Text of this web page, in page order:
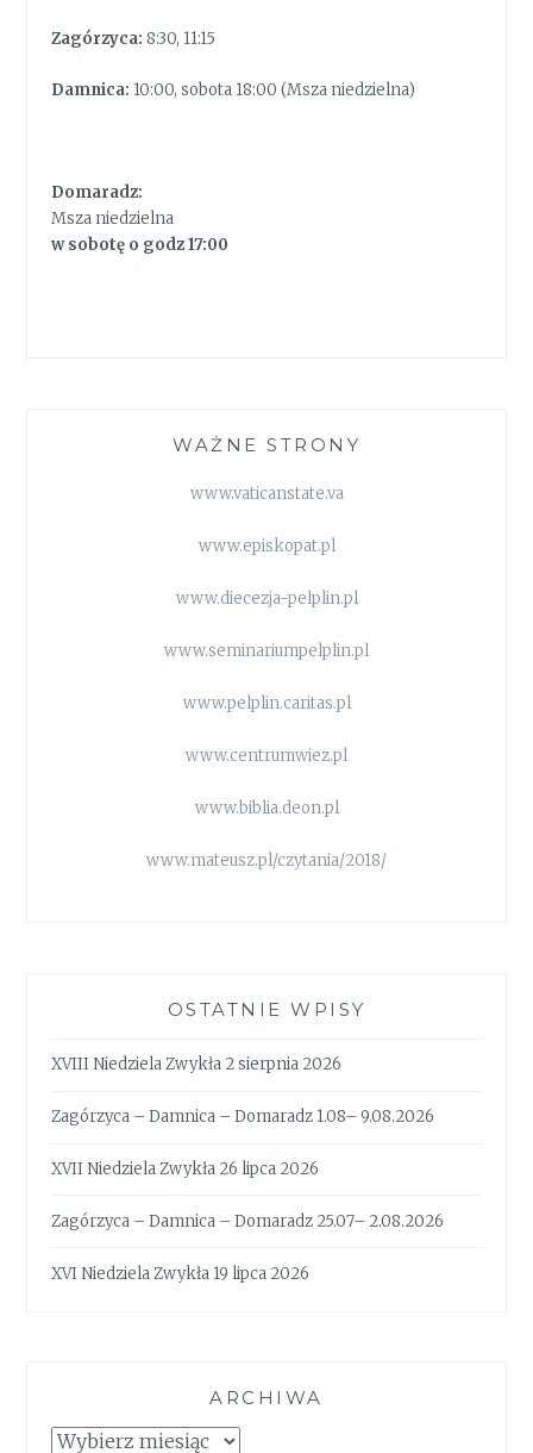
Zagórzyca: 8:30, 11:15
Damnica: 10:00, sobota 18:00 (Msza niedzielna)
Domaradz:
Msza niedzielna
w sobotę o godz 17:00
WAŻNE STRONY
www.vaticanstate.va
www.episkopat.pl
www.diecezja-pelplin.pl
www.seminariumpelplin.pl
www.pelplin.caritas.pl
www.centrumwiez.pl
www.biblia.deon.pl
www.mateusz.pl/czytania/2018/
OSTATNIE WPISY
XVIII Niedziela Zwykła 2 sierpnia 2026
Zagórzyca – Damnica – Domaradz 1.08– 9.08.2026
XVII Niedziela Zwykła 26 lipca 2026
Zagórzyca – Damnica – Domaradz 25.07– 2.08.2026
XVI Niedziela Zwykła 19 lipca 2026
ARCHIWA
Archiwa